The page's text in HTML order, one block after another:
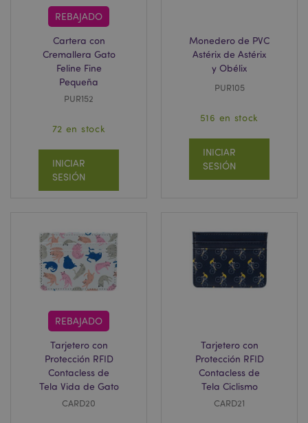
REBAJADO
Cartera con
Cremallera Gato
Feline Fine
Pequeña
PUR152
72 en stock
INICIAR
SESIÓN
Monedero de PVC
Astérix de Astérix
y Obélix
PUR105
516 en stock
INICIAR
SESIÓN
REBAJADO
Tarjetero con
Protección RFID
Contacless de
Tela Vida de Gato
CARD20
Tarjetero con
Protección RFID
Contacless de
Tela Ciclismo
CARD21